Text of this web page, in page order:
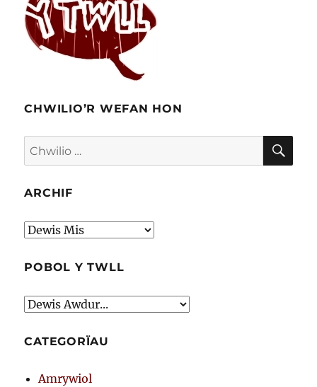
CHWILIO’R WEFAN HON
Chwilio
am:
ARCHIF
Archif
POBOL Y TWLL
CATEGORÏAU
Amrywiol